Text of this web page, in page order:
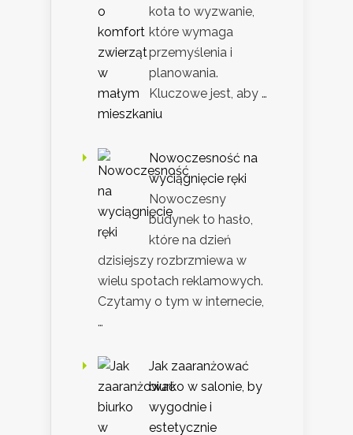
kota to wyzwanie,
które wymaga
przemyślenia i
planowania.
Kluczowe jest, aby …
Nowoczesność na
wyciągnięcie ręki
Nowoczesny
budynek to hasło,
które na dzień
dzisiejszy rozbrzmiewa w
wielu spotach reklamowych.
Czytamy o tym w internecie,
…
Jak zaaranżować
biurko w salonie, by
wygodnie i
estetycznie